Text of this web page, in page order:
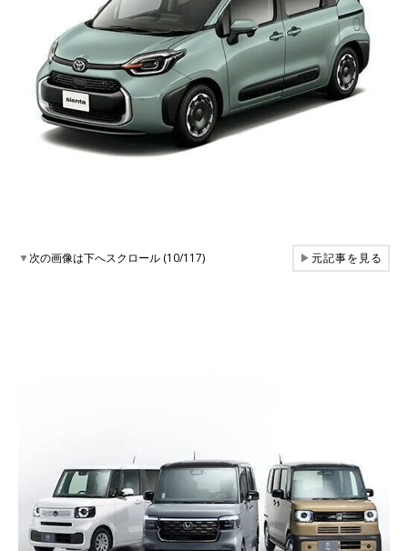
▼次の画像は下へスクロール (10/117) ▶元記事を見る